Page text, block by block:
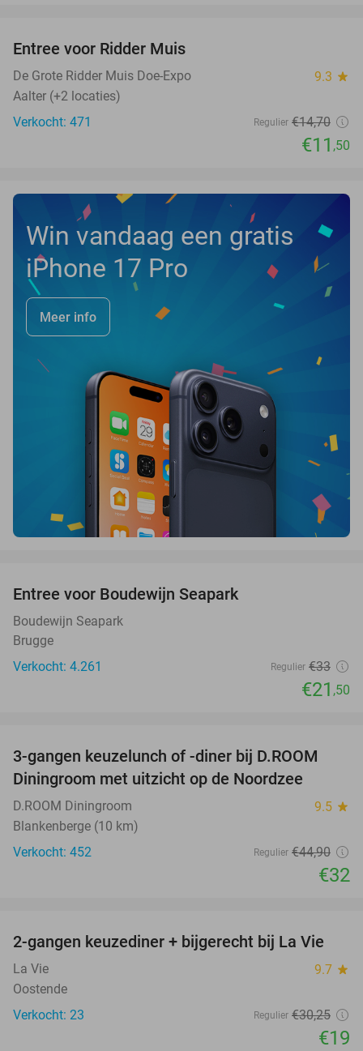
Entree voor Ridder Muis
De Grote Ridder Muis Doe-Expo 9.3 star
Aalter (+2 locaties)
Verkocht: 471
Regulier €14,70
€11 ,50
Win vandaag een gratis
iPhone 17 Pro
Meer info
Entree voor Boudewijn Seapark
Boudewijn Seapark
Brugge
Verkocht: 4.261
Regulier €33
€21 ,50
29%
3-gangen keuzelunch of -diner bij D.ROOM
Diningroom met uitzicht op de Noordzee
D.ROOM Diningroom 9.5 star
Blankenberge (10 km)
Verkocht: 452
Regulier €44,90
€32
37%
NEW
TODAY
2-gangen keuzediner + bijgerecht bij La Vie
La Vie 9.7 star
Oostende
Verkocht: 23
Regulier €30,25
€19